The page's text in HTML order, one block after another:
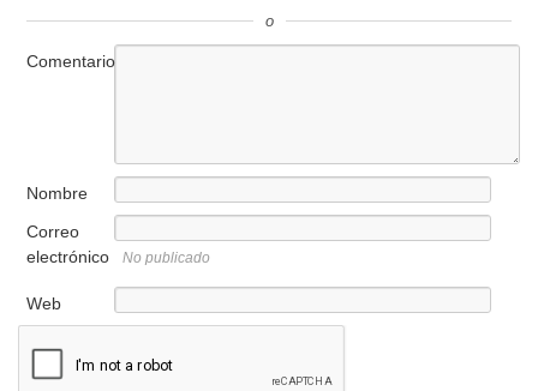
o
Comentario
Nombre
Correo
electrónico
No publicado
Web